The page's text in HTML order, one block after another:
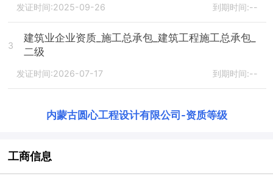
发证时间:2025-09-26 到期时间:--
3
建筑业企业资质_施工总承包_建筑工程施工总承包_
二级
发证时间:2026-07-17 到期时间:--
内蒙古圆心工程设计有限公司 -资质等级
工商信息